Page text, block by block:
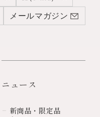
メールマガジン
ニュース
新商品・限定品